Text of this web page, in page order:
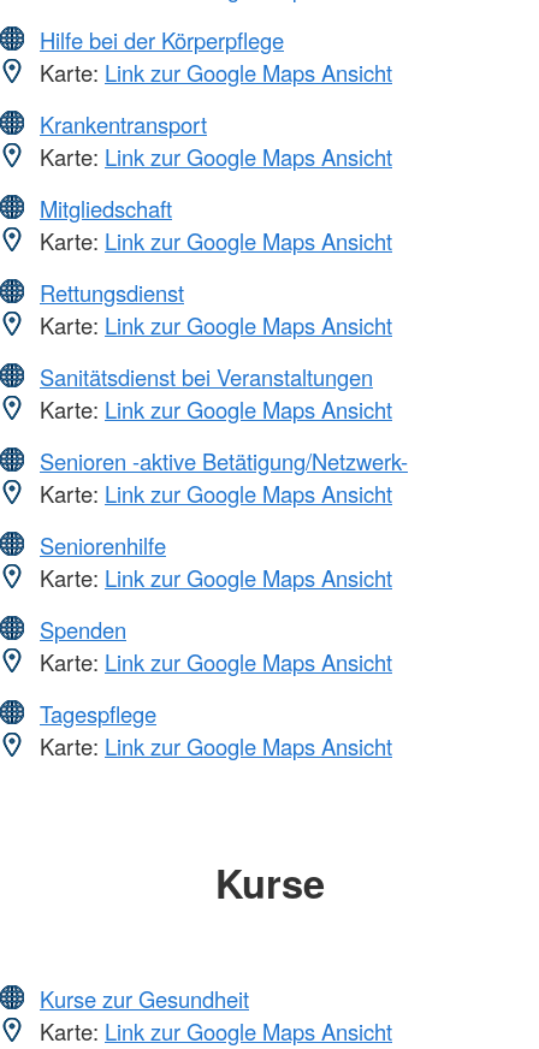
Hilfe bei der Körperpflege
Karte: Link zur Google Maps Ansicht
Krankentransport
Karte: Link zur Google Maps Ansicht
Mitgliedschaft
Karte: Link zur Google Maps Ansicht
Rettungsdienst
Karte: Link zur Google Maps Ansicht
Sanitätsdienst bei Veranstaltungen
Karte: Link zur Google Maps Ansicht
Senioren -aktive Betätigung/Netzwerk-
Karte: Link zur Google Maps Ansicht
Seniorenhilfe
Karte: Link zur Google Maps Ansicht
Spenden
Karte: Link zur Google Maps Ansicht
Tagespflege
Karte: Link zur Google Maps Ansicht
Kurse
Kurse zur Gesundheit
Karte: Link zur Google Maps Ansicht